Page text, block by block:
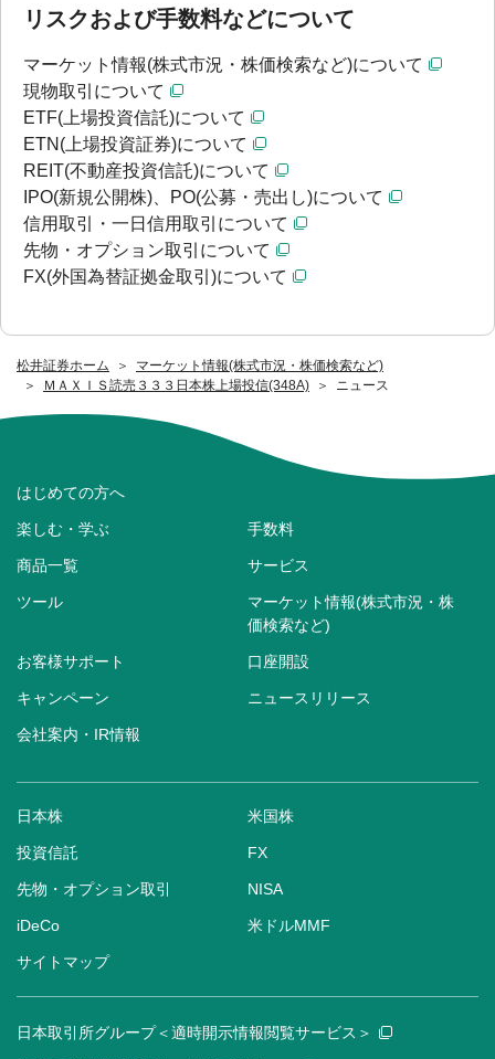
松井証券ホーム
マーケット情報(株式市況・株価検索など)
ＭＡＸＩＳ読売３３３日本株上場投信(348A)
ニュース
リスクおよび手数料などについて
マーケット情報(株式市況・株価検索など)について
現物取引について
ETF(上場投資信託)について
ETN(上場投資証券)について
REIT(不動産投資信託)について
IPO(新規公開株)、PO(公募・売出し)について
信用取引・一日信用取引について
先物・オプション取引について
FX(外国為替証拠金取引)について
はじめての方へ
楽しむ・学ぶ 手数料
商品一覧 サービス
ツール
マーケット情報(株式市況・株
価検索など)
お客様サポート 口座開設
キャンペーン ニュースリリース
会社案内・IR情報
日本株 米国株
投資信託 FX
先物・オプション取引 NISA
iDeCo 米ドルMMF
サイトマップ
日本取引所グループ＜適時開示情報閲覧サービス＞